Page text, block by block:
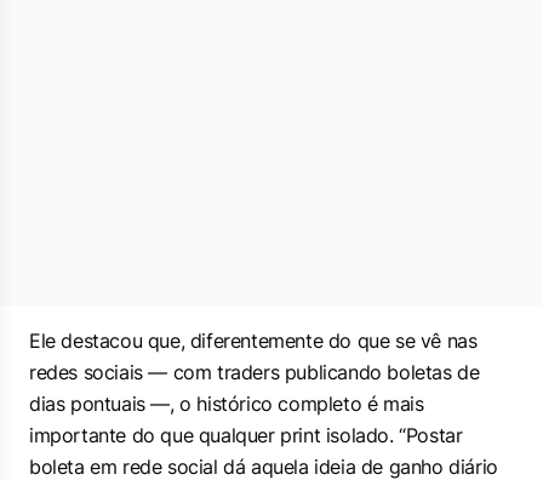
Ele destacou que, diferentemente do que se vê nas
redes sociais — com traders publicando boletas de
dias pontuais —, o histórico completo é mais
importante do que qualquer print isolado. “Postar
boleta em rede social dá aquela ideia de ganho diário